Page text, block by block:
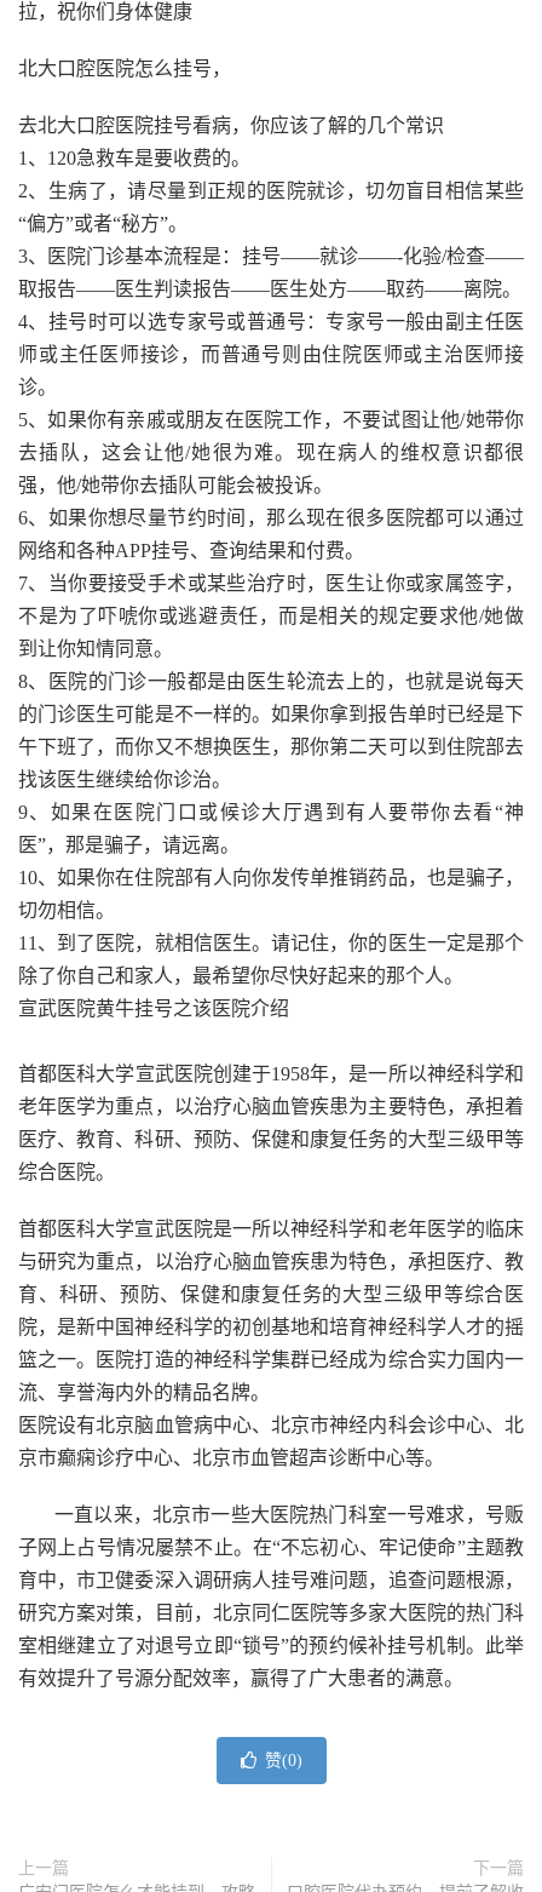
拉，祝你们身体健康
北大口腔医院怎么挂号，
去北大口腔医院挂号看病，你应该了解的几个常识
1、120急救车是要收费的。
2、生病了，请尽量到正规的医院就诊，切勿盲目相信某些
“偏方”或者“秘方”。
3、医院门诊基本流程是：挂号——就诊——-化验/检查——
取报告——医生判读报告——医生处方——取药——离院。
4、挂号时可以选专家号或普通号：专家号一般由副主任医
师或主任医师接诊，而普通号则由住院医师或主治医师接
诊。
5、如果你有亲戚或朋友在医院工作，不要试图让他/她带你
去插队，这会让他/她很为难。现在病人的维权意识都很
强，他/她带你去插队可能会被投诉。
6、如果你想尽量节约时间，那么现在很多医院都可以通过
网络和各种APP挂号、查询结果和付费。
7、当你要接受手术或某些治疗时，医生让你或家属签字，
不是为了吓唬你或逃避责任，而是相关的规定要求他/她做
到让你知情同意。
8、医院的门诊一般都是由医生轮流去上的，也就是说每天
的门诊医生可能是不一样的。如果你拿到报告单时已经是下
午下班了，而你又不想换医生，那你第二天可以到住院部去
找该医生继续给你诊治。
9、如果在医院门口或候诊大厅遇到有人要带你去看“神
医”，那是骗子，请远离。
10、如果你在住院部有人向你发传单推销药品，也是骗子，
切勿相信。
11、到了医院，就相信医生。请记住，你的医生一定是那个
除了你自己和家人，最希望你尽快好起来的那个人。
宣武医院黄牛挂号之该医院介绍
首都医科大学宣武医院创建于1958年，是一所以神经科学和
老年医学为重点，以治疗心脑血管疾患为主要特色，承担着
医疗、教育、科研、预防、保健和康复任务的大型三级甲等
综合医院。
首都医科大学宣武医院是一所以神经科学和老年医学的临床
与研究为重点，以治疗心脑血管疾患为特色，承担医疗、教
育、科研、预防、保健和康复任务的大型三级甲等综合医
院，是新中国神经科学的初创基地和培育神经科学人才的摇
篮之一。医院打造的神经科学集群已经成为综合实力国内一
流、享誉海内外的精品名牌。
医院设有北京脑血管病中心、北京市神经内科会诊中心、北
京市癫痫诊疗中心、北京市血管超声诊断中心等。
一直以来，北京市一些大医院热门科室一号难求，号贩
子网上占号情况屡禁不止。在“不忘初心、牢记使命”主题教
育中，市卫健委深入调研病人挂号难问题，追查问题根源，
研究方案对策，目前，北京同仁医院等多家大医院的热门科
室相继建立了对退号立即“锁号”的预约候补挂号机制。此举
有效提升了号源分配效率，赢得了广大患者的满意。
赞(0)
上一篇
下一篇